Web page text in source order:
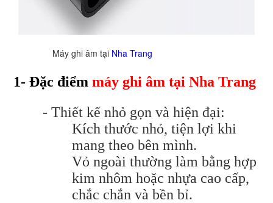
Máy ghi âm tại Nha Trang
1- Đặc điểmmáy ghi âm tại Nha Trang
- Thiết kế nhỏ gọn và hiện đại:
Kích thước nhỏ, tiện lợi khi
mang theo bên mình.
Vỏ ngoài thường làm bằng hợp
kim nhôm hoặc nhựa cao cấp,
chắc chắn và bền bỉ.